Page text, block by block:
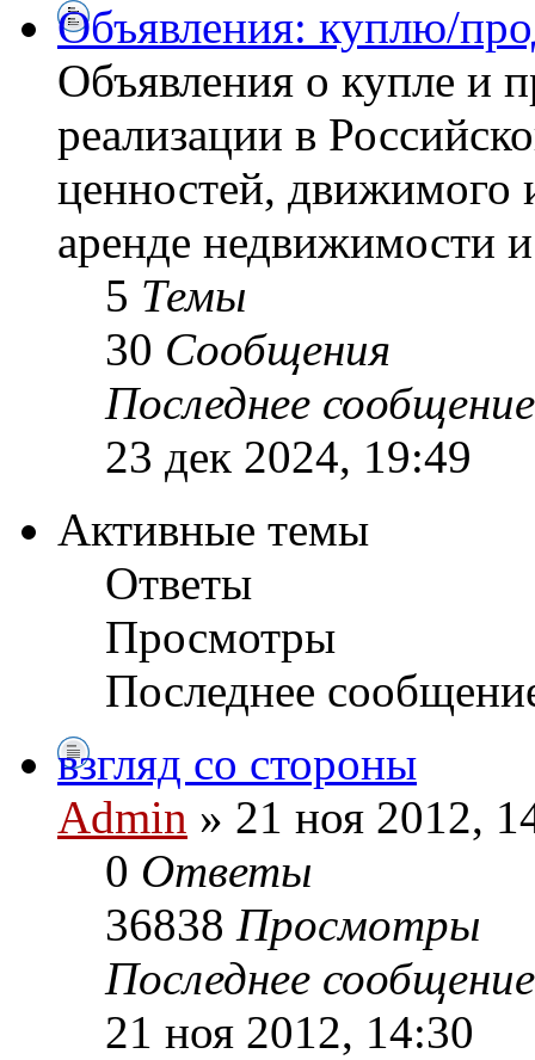
Объявления: куплю/
Объявления о купле и
реализации в
ценностей,
аренде недвижимости
5 Темы
30 Сообщения
Последнее сообщение
23 дек 2024, 19:49
Активные темы
Ответы
Просмотры
Последнее
взгляд со стороны
Admin » 21 ноя 2012,
0 Ответы
36838 Просмотры
Последнее
21 ноя 2012, 14:30